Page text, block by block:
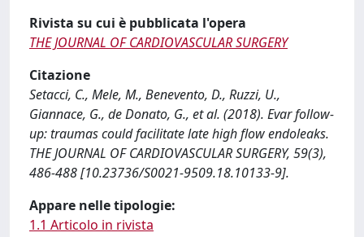
Rivista su cui è pubblicata l'opera
THE JOURNAL OF CARDIOVASCULAR SURGERY
Citazione
Setacci, C., Mele, M., Benevento, D., Ruzzi, U.,
Giannace, G., de Donato, G., et al. (2018). Evar follow-
up: traumas could facilitate late high flow endoleaks.
THE JOURNAL OF CARDIOVASCULAR SURGERY, 59(3),
486-488 [10.23736/S0021-9509.18.10133-9].
Appare nelle tipologie:
1.1 Articolo in rivista